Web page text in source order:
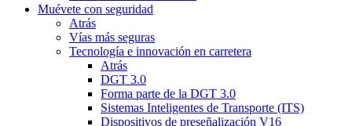
Muévete con seguridad
Atrás
Vías más seguras
Tecnología e innovación en carretera
Atrás
DGT 3.0
Forma parte de la DGT 3.0
Sistemas Inteligentes de Transporte (ITS)
Dispositivos de preseñalización V16